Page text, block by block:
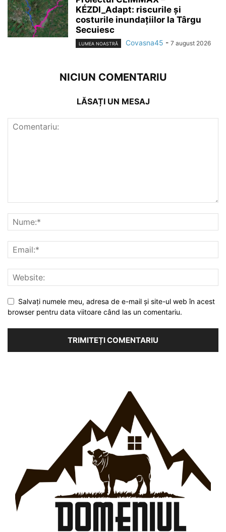
KÉZDI_Adapt: riscurile și
costurile inundațiilor la Târgu
Secuiesc
LUMEA NOASTRĂ Covasna45 - 7 august 2026
NICIUN COMENTARIU
LĂSAȚI UN MESAJ
Salvați numele meu, adresa de e-mail și site-ul web în acest
browser pentru data viitoare când las un comentariu.